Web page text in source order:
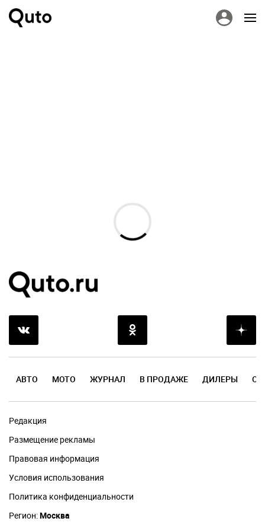
АВТО МОТО ЖУРНАЛ В ПРОДАЖЕ ДИЛЕРЫ
Редакция
Размещение рекламы
Правовая информация
Условия использования
Политика конфиденциальности
Регион:Москва